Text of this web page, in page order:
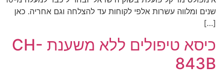
שנים ומלווה עשרות אלפי לקוחות עד להצלחה וגם אחריה. כאן
[…]
כיסא טיפולים ללא משענת CH-
843B